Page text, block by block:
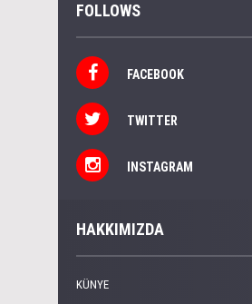
FOLLOWS
FACEBOOK
TWITTER
INSTAGRAM
HAKKIMIZDA
KÜNYE